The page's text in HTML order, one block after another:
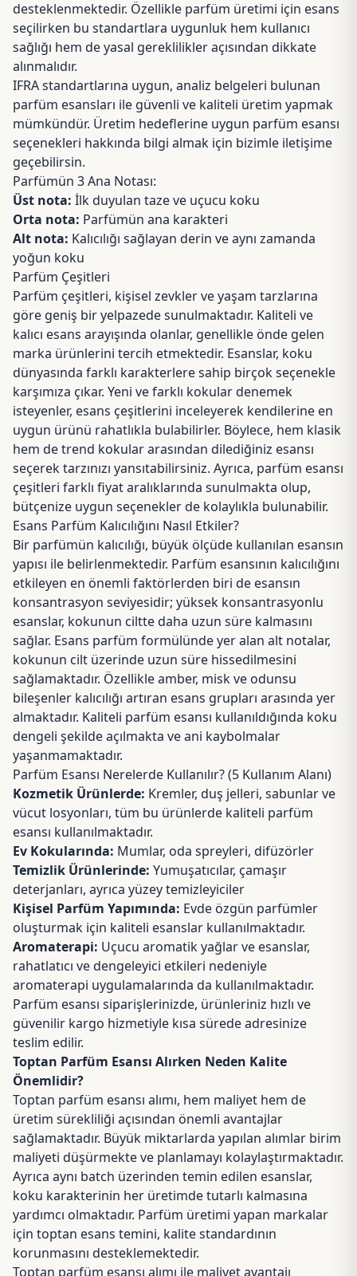
desteklenmektedir. Özellikle parfüm üretimi için esans
seçilirken bu standartlara uygunluk hem kullanıcı
sağlığı hem de yasal gereklilikler açısından dikkate
alınmalıdır.
IFRA standartlarına uygun, analiz belgeleri bulunan
parfüm esansları ile güvenli ve kaliteli üretim yapmak
mümkündür. Üretim hedeflerine uygun parfüm esansı
seçenekleri hakkında bilgi almak için bizimle iletişime
geçebilirsin.
Parfümün 3 Ana Notası:
Üst nota: İlk duyulan taze ve uçucu koku
Orta nota: Parfümün ana karakteri
Alt nota: Kalıcılığı sağlayan derin ve aynı zamanda
yoğun koku
Parfüm Çeşitleri
Parfüm çeşitleri, kişisel zevkler ve yaşam tarzlarına
göre geniş bir yelpazede sunulmaktadır. Kaliteli ve
kalıcı esans arayışında olanlar, genellikle önde gelen
marka ürünlerini tercih etmektedir. Esanslar, koku
dünyasında farklı karakterlere sahip birçok seçenekle
karşımıza çıkar. Yeni ve farklı kokular denemek
isteyenler, esans çeşitlerini inceleyerek kendilerine en
uygun ürünü rahatlıkla bulabilirler. Böylece, hem klasik
hem de trend kokular arasından dilediğiniz esansı
seçerek tarzınızı yansıtabilirsiniz. Ayrıca, parfüm esansı
çeşitleri farklı fiyat aralıklarında sunulmakta olup,
bütçenize uygun seçenekler de kolaylıkla bulunabilir.
Esans Parfüm Kalıcılığını Nasıl Etkiler?
Bir parfümün kalıcılığı, büyük ölçüde kullanılan esansın
yapısı ile belirlenmektedir. Parfüm esansının kalıcılığını
etkileyen en önemli faktörlerden biri de esansın
konsantrasyon seviyesidir; yüksek konsantrasyonlu
esanslar, kokunun ciltte daha uzun süre kalmasını
sağlar. Esans parfüm formülünde yer alan alt notalar,
kokunun cilt üzerinde uzun süre hissedilmesini
sağlamaktadır. Özellikle amber, misk ve odunsu
bileşenler kalıcılığı artıran esans grupları arasında yer
almaktadır. Kaliteli parfüm esansı kullanıldığında koku
dengeli şekilde açılmakta ve ani kaybolmalar
yaşanmamaktadır.
Parfüm Esansı Nerelerde Kullanılır? (5 Kullanım Alanı)
Kozmetik Ürünlerde: Kremler, duş jelleri, sabunlar ve
vücut losyonları, tüm bu ürünlerde kaliteli parfüm
esansı kullanılmaktadır.
Ev Kokularında: Mumlar, oda spreyleri, difüzörler
Temizlik Ürünlerinde: Yumuşatıcılar, çamaşır
deterjanları, ayrıca yüzey temizleyiciler
Kişisel Parfüm Yapımında: Evde özgün parfümler
oluşturmak için kaliteli esanslar kullanılmaktadır.
Aromaterapi: Uçucu aromatik yağlar ve esanslar,
rahatlatıcı ve dengeleyici etkileri nedeniyle
aromaterapi uygulamalarında da kullanılmaktadır.
Parfüm esansı siparişlerinizde, ürünleriniz hızlı ve
güvenilir kargo hizmetiyle kısa sürede adresinize
teslim edilir.
Toptan Parfüm Esansı Alırken Neden Kalite
Önemlidir?
Toptan parfüm esansı alımı, hem maliyet hem de
üretim sürekliliği açısından önemli avantajlar
sağlamaktadır. Büyük miktarlarda yapılan alımlar birim
maliyeti düşürmekte ve planlamayı kolaylaştırmaktadır.
Ayrıca aynı batch üzerinden temin edilen esanslar,
koku karakterinin her üretimde tutarlı kalmasına
yardımcı olmaktadır. Parfüm üretimi yapan markalar
için toptan esans temini, kalite standardının
korunmasını desteklemektedir.
Toptan parfüm esansı alımı ile maliyet avantajı